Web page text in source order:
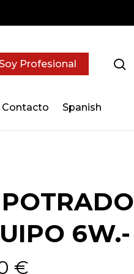
Profesional
Contacto Spanish
6W.-
€